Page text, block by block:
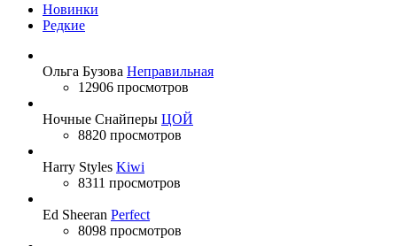
Новинки
Редкие
Ольга Бузова Неправильная
12906 просмотров
Ночные Снайперы ЦОЙ
8820 просмотров
Harry Styles Kiwi
8311 просмотров
Ed Sheeran Perfect
8098 просмотров